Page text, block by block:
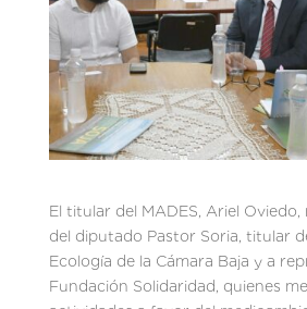
El titular del MADES, Ariel Oviedo,
del diputado Pastor Soria, titular
Ecología de la Cámara Baja y a
Fundación Solidaridad, quienes